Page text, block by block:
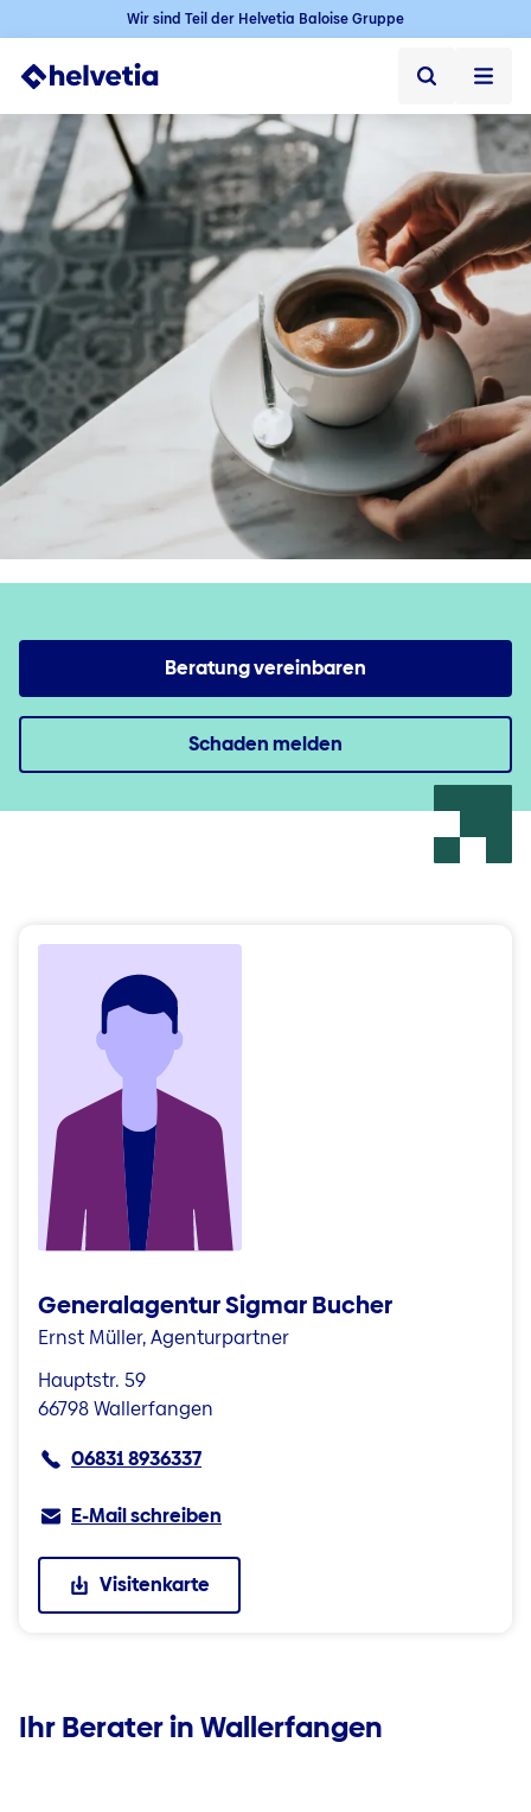
Wir sind Teil der Helvetia Baloise Gruppe
Privatkunden
Firmenkunden
Vertriebspartner
Unternehmen
Kontakt & Service
Jobs
Beratung vereinbaren
Schaden melden
Generalagentur Sigmar Bucher
Ernst Müller, Agenturpartner
Hauptstr. 59
66798 Wallerfangen
06831 8936337
E-Mail schreiben
Visitenkarte
Ihr Berater in Wallerfangen